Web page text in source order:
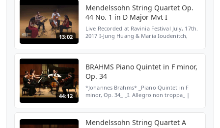
13:02
Mendelssohn String Quartet Op.
44 No. 1 in D Major Mvt I
Live Recorded at Ravinia Festival July, 17th.
2017 I-Jung Huang & Maria Ioudenitch,
44:12
BRAHMS Piano Quintet in F minor,
Op. 34
*Johannes Brahms* _Piano Quintet in F
minor, Op. 34_ _I. Allegro non troppa_ |
Mendelssohn String Quartet A